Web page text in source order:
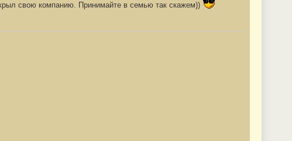
свою компанию. Принимайте в семью так скажем))